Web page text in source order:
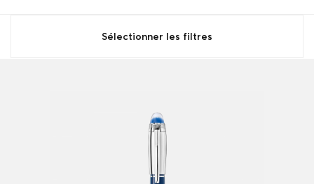
Sélectionner les filtres